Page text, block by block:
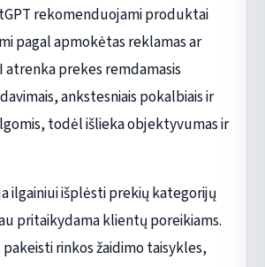
rekomenduojami produktai
pagal apmokėtas reklamas ar
atrenka prekes remdamasis
ankstesniais pokalbiais ir
todėl išlieka objektyvumas ir
ilgainiui išplėsti prekių kategorijų
pritaikydama klientų poreikiams.
pakeisti rinkos žaidimo taisykles,